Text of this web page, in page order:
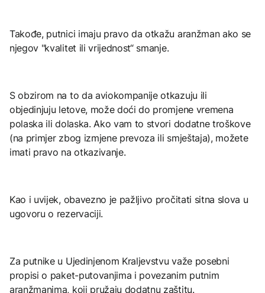
Takođe, putnici imaju pravo da otkažu aranžman ako se
njegov "kvalitet ili vrijednost“ smanje.
S obzirom na to da aviokompanije otkazuju ili
objedinjuju letove, može doći do promjene vremena
polaska ili dolaska. Ako vam to stvori dodatne troškove
(na primjer zbog izmjene prevoza ili smještaja), možete
imati pravo na otkazivanje.
Kao i uvijek, obavezno je pažljivo pročitati sitna slova u
ugovoru o rezervaciji.
Za putnike u Ujedinjenom Kraljevstvu važe posebni
propisi o paket-putovanjima i povezanim putnim
aranžmanima, koji pružaju dodatnu zaštitu.